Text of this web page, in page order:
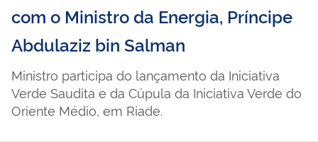
com o Ministro da Energia, Príncipe
Abdulaziz bin Salman
Ministro participa do lançamento da Iniciativa
Verde Saudita e da Cúpula da Iniciativa Verde do
Oriente Médio, em Riade.